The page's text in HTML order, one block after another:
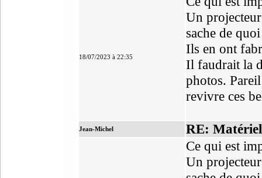
18/07/2023 à 22:35
Un
sache de
Ils en ont
Il faudrait la
photos.
revivre ces
Jean-Michel RE:
Ce qui est
Un